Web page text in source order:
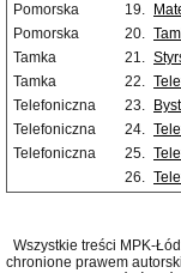
Pomorska
19.
Pomorska
20.
Tamka
21.
Tamka
22.
Telefoniczna
23.
Telefoniczna
24.
Telefoniczna
25.
26.
Wszystkie treści MPK-
chronione prawem